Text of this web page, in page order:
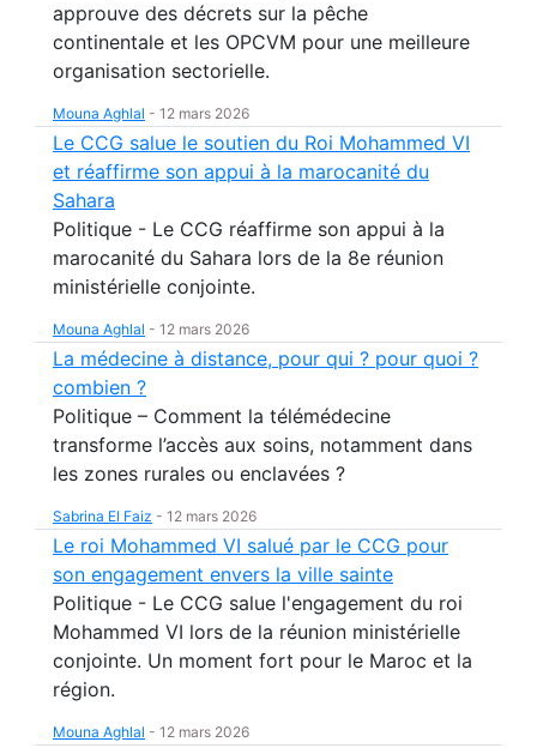
approuve des décrets sur la pêche
continentale et les OPCVM pour une meilleure
organisation sectorielle.
Mouna Aghlal - 12 mars 2026
Le CCG salue le soutien du Roi Mohammed VI
et réaffirme son appui à la marocanité du
Sahara
Politique - Le CCG réaffirme son appui à la
marocanité du Sahara lors de la 8e réunion
ministérielle conjointe.
Mouna Aghlal - 12 mars 2026
La médecine à distance, pour qui ? pour quoi ?
combien ?
Politique – Comment la télémédecine
transforme l’accès aux soins, notamment dans
les zones rurales ou enclavées ?
Sabrina El Faiz - 12 mars 2026
Le roi Mohammed VI salué par le CCG pour
son engagement envers la ville sainte
Politique - Le CCG salue l'engagement du roi
Mohammed VI lors de la réunion ministérielle
conjointe. Un moment fort pour le Maroc et la
région.
Mouna Aghlal - 12 mars 2026